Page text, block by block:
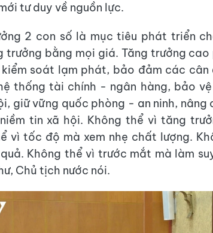
tư duy về nguồn lực.
2 con số là mục tiêu phát triển
trưởng bằng mọi giá. Tăng trưởng
soát lạm phát, bảo đảm các cân
thống tài chính - ngân hàng, bảo
giữ vững quốc phòng - an ninh, nâng
tin xã hội. Không thể vì tăng
vì tốc độ mà xem nhẹ chất lượng.
Không thể vì trước mắt mà làm
Chủ tịch nước nói.